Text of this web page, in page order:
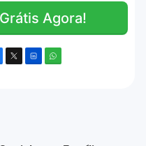
Agora!